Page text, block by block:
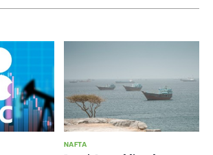
NAFTA